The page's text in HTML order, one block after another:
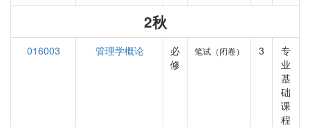
2秋
016003 管理学概论
必
修
笔试（闭卷） 3
专
业
基
础
课
程